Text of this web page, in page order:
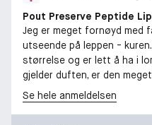
Pout Preserve Peptide
Jeg er meget fornøyd med
utseende på leppen -
størrelse og er lett å ha i
gjelder duften, er den
Se hele anmeldelsen